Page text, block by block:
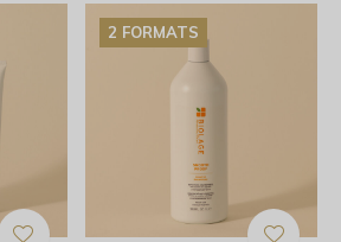
2 FORMATS